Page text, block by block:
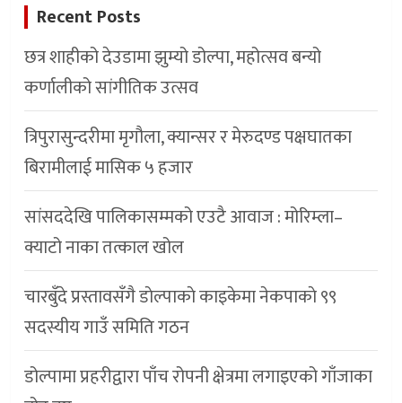
Recent Posts
छत्र शाहीको देउडामा झुम्यो डोल्पा, महोत्सव बन्यो
कर्णालीको सांगीतिक उत्सव
त्रिपुरासुन्दरीमा मृगौला, क्यान्सर र मेरुदण्ड पक्षघातका
बिरामीलाई मासिक ५ हजार
सांसददेखि पालिकासम्मको एउटै आवाज : मोरिम्ला–
क्याटो नाका तत्काल खोल
चारबुँदे प्रस्तावसँगै डाेल्पाकाे काइकेमा नेकपाकाे ९९
सदस्यीय गाउँ समिति गठन
डोल्पामा प्रहरीद्वारा पाँच रोपनी क्षेत्रमा लगाइएको गाँजाका